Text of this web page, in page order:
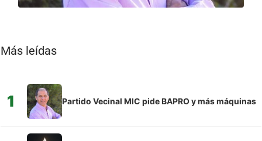
Más leídas
1 Partido Vecinal MIC pide BAPRO y más máquinas